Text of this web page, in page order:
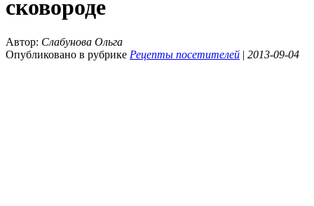
сковороде
Автор: Слабунова Ольга
Опубликовано в рубрике Рецепты посетителей | 2013-09-04